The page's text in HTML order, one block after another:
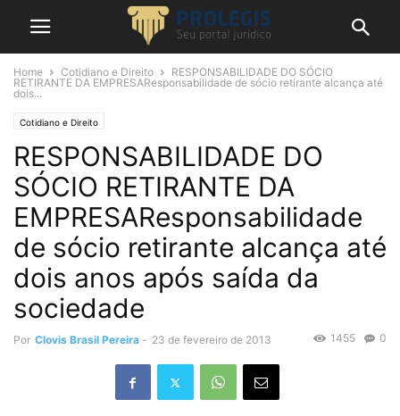
Home Cotidiano e Direito
RESPONSABILIDADE DO SÓCIO
RETIRANTE DA EMPRESAResponsabilidade de sócio retirante alcança até
dois...
Cotidiano e Direito
RESPONSABILIDADE DO
SÓCIO RETIRANTE DA
EMPRESAResponsabilidade
de sócio retirante alcança até
dois anos após saída da
sociedade
Por Clovis Brasil Pereira - 23 de fevereiro de 2013 0
1455